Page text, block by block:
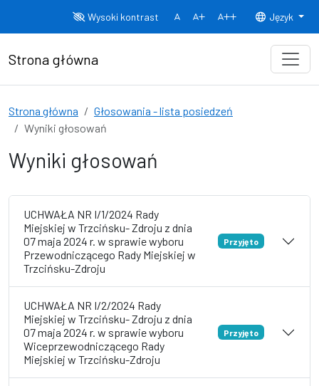
Wysoki kontrast
Normalny rozmiar czcionki
Rozmiar czcionki 150% Rozmiar
Język
Strona główna
Strona główna
Głosowania - lista posiedzeń
Wyniki głosowań
Wyniki głosowań
UCHWAŁA NR I/1/2024 Rady
Miejskiej w Trzcińsku- Zdroju z dnia
07 maja 2024 r. w sprawie wyboru
Przewodniczącego Rady Miejskiej w
Trzcińsku-Zdroju
Przyjęto
UCHWAŁA NR I/2/2024 Rady
Miejskiej w Trzcińsku- Zdroju z dnia
07 maja 2024 r. w sprawie wyboru
Wiceprzewodniczącego Rady
Miejskiej w Trzcińsku-Zdroju
Przyjęto